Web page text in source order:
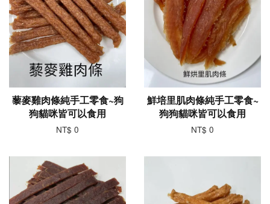
藜麥雞肉條純手工零食~狗
狗貓咪皆可以食用
NT$ 0
鮮培里肌肉條純手工零食~
狗狗貓咪皆可以食用
NT$ 0